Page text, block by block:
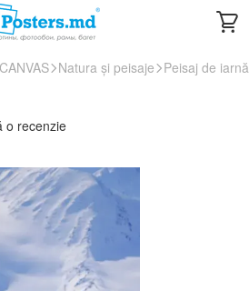
Natura și peisaje Peisaj de iarnă
o recenzie